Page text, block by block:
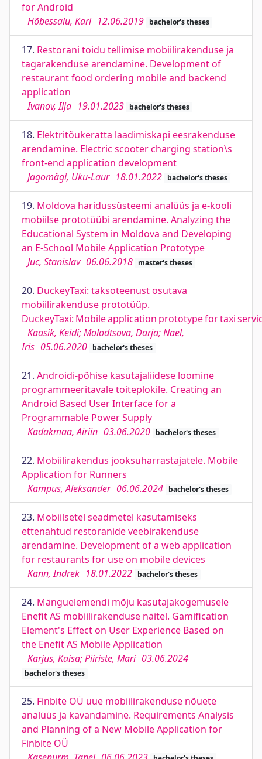
for Android
Hõbessalu, Karl 12.06.2019 bachelor's theses
17. Restorani toidu tellimise mobiilirakenduse ja
tagarakenduse arendamine. Development of
restaurant food ordering mobile and backend
application
Ivanov, Ilja 19.01.2023 bachelor's theses
18. Elektritõukeratta laadimiskapi eesrakenduse
arendamine. Electric scooter charging station\s
front-end application development
Jagomägi, Uku-Laur 18.01.2022 bachelor's theses
19. Moldova haridussüsteemi analüüs ja e-kooli
mobiilse prototüübi arendamine. Analyzing the
Educational System in Moldova and Developing
an E-School Mobile Application Prototype
Juc, Stanislav 06.06.2018 master's theses
20. DuckeyTaxi: taksoteenust osutava
mobiilirakenduse prototüüp.
DuckeyTaxi: Mobile application prototype for taxi
Kaasik, Keidi; Molodtsova, Darja; Nael,
Iris 05.06.2020 bachelor's theses
21. Androidi-põhise kasutajaliidese loomine
programmeeritavale toiteplokile. Creating an
Android Based User Interface for a
Programmable Power Supply
Kadakmaa, Airiin 03.06.2020 bachelor's theses
22. Mobiilirakendus jooksuharrastajatele. Mobile
Application for Runners
Kampus, Aleksander 06.06.2024 bachelor's theses
23. Mobiilsetel seadmetel kasutamiseks
ettenähtud restoranide veebirakenduse
arendamine. Development of a web application
for restaurants for use on mobile devices
Kann, Indrek 18.01.2022 bachelor's theses
24. Mänguelemendi mõju kasutajakogemusele
Enefit AS mobiilirakenduse näitel. Gamification
Element's Effect on User Experience Based on
the Enefit AS Mobile Application
Karjus, Kaisa; Piiriste, Mari 03.06.2024
bachelor's theses
25. Finbite OÜ uue mobiilirakenduse nõuete
analüüs ja kavandamine. Requirements Analysis
and Planning of a New Mobile Application for
Finbite OÜ